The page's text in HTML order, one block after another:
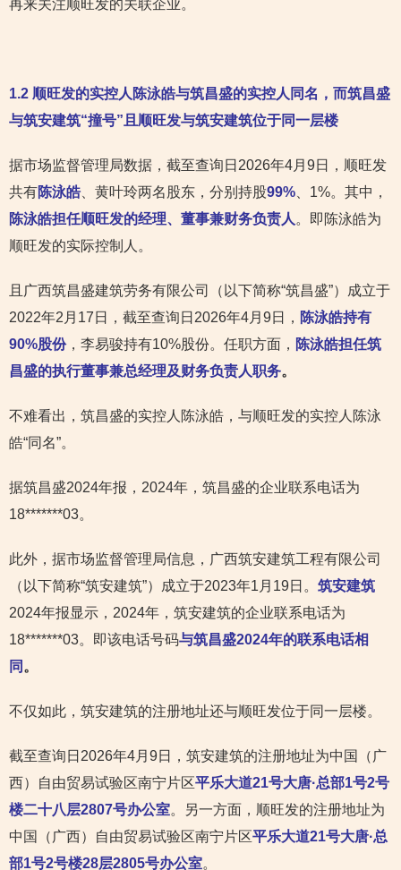
再来关注顺旺发的关联企业。
1.2 顺旺发的实控人陈泳皓与筑昌盛的实控人同名，而筑昌盛
与筑安建筑“撞号”且顺旺发与筑安建筑位于同一层楼
据市场监督管理局数据，截至查询日2026年4月9日，顺旺发
共有陈泳皓 、黄叶玲两名股东，分别持股99% 、1%。其中，
陈泳皓担任顺旺发的经理、董事兼财务负责人 。即陈泳皓为
顺旺发的实际控制人。
且广西筑昌盛建筑劳务有限公司（以下简称“筑昌盛”）成立于
2022年2月17日，截至查询日2026年4月9日， 陈泳皓持有
90%股份，李易骏持有10%股份。任职方面， 陈泳皓担任筑
昌盛的执行董事兼总经理及财务负责人职务。
不难看出，筑昌盛的实控人陈泳皓，与顺旺发的实控人陈泳
皓“同名”。
据筑昌盛2024年报，2024年，筑昌盛的企业联系电话为
18*******03。
此外，据市场监督管理局信息，广西筑安建筑工程有限公司
（以下简称“筑安建筑”）成立于2023年1月19日。 筑安建筑
2024年报显示，2024年，筑安建筑的企业联系电话为
18*******03。即该电话号码与筑昌盛2024年的联系电话相
同 。
不仅如此，筑安建筑的注册地址还与顺旺发位于同一层楼。
截至查询日2026年4月9日，筑安建筑的注册地址为中国（广
西）自由贸易试验区南宁片区平乐大道21号大唐·总部1号2号
楼二十八层2807号办公室。另一方面，顺旺发的注册地址为
中国（广西）自由贸易试验区南宁片区平乐大道21号大唐·总
部1号2号楼28层2805号办公室。